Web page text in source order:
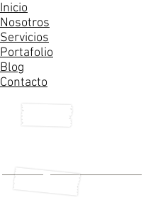
Inicio
Nosotros
Servicios
Portafolio
Blog
Contacto